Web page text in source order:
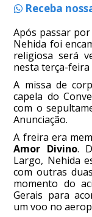
Receba
Após passar
Nehida foi
religiosa será
nesta terça-feira
A missa de
capela do
com o
Anunciação.
A freira era
Amor Divino.
Largo, Nehida
com outras
momento do
Gerais para
um voo no